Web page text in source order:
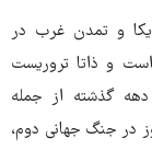
و تمدن غرب در
و ذاتا تروریست
گذشته از جمله
در جنگ جهانی دوم،